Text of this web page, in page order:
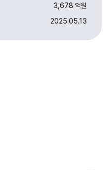
3,678 억원
2025.05.13